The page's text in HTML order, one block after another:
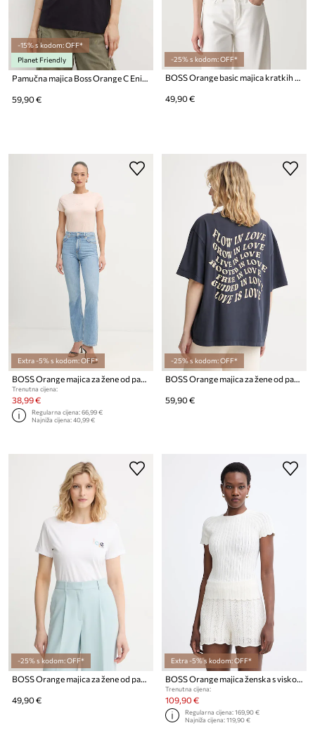
-15% s kodom: OFF*
Planet Friendly
Pamučna majica Boss Orange C Enis Small Logo
59,90 €
-25% s kodom: OFF*
49,90 €
Extra -5% s kodom: OFF*
Trenutna cijena:
38,99 €
Regularna cijena:66,99 €
Najniža cijena:40,99 €
-25% s kodom: OFF*
59,90 €
-25% s kodom: OFF*
BOSS Orange majica za žene od pamuka C_Elove_5
49,90 €
Extra -5% s kodom: OFF*
BOSS Orange majica ženska s viskozom C Fice
Trenutna cijena:
109,90 €
Regularna cijena:169,90 €
Najniža cijena:119,90 €